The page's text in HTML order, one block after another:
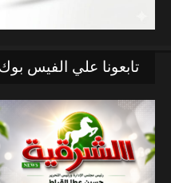
تابعونا علي الفيس بوك